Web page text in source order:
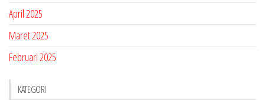
April 2025
Maret 2025
Februari 2025
KATEGORI